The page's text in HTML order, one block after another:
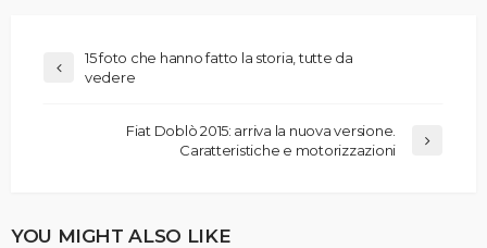
15 foto che hanno fatto la storia, tutte da
vedere
Fiat Doblò 2015: arriva la nuova versione.
Caratteristiche e motorizzazioni
YOU MIGHT ALSO LIKE